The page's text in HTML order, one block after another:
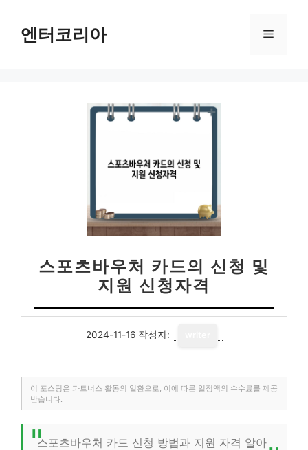
엔터코리아 메
스포츠바우처 카드의 신청 및
지원 신청자격
2024-11-16 작성자:
이 포스팅은 파트너스 활동의 일환으로, 이에 따른 일정액의 수수료를 제공
받습니다.
스포츠바우처 카드 신청 방법과 지원 자격 알아